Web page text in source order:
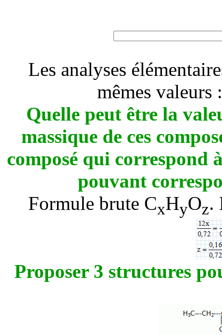
Les analyses
mêmes
Quelle peut être la
massique de ces
composé qui correspond
pouvant
Formule brute CxHyOz.
Proposer 3 structures